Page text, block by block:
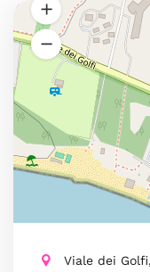
Viale dei